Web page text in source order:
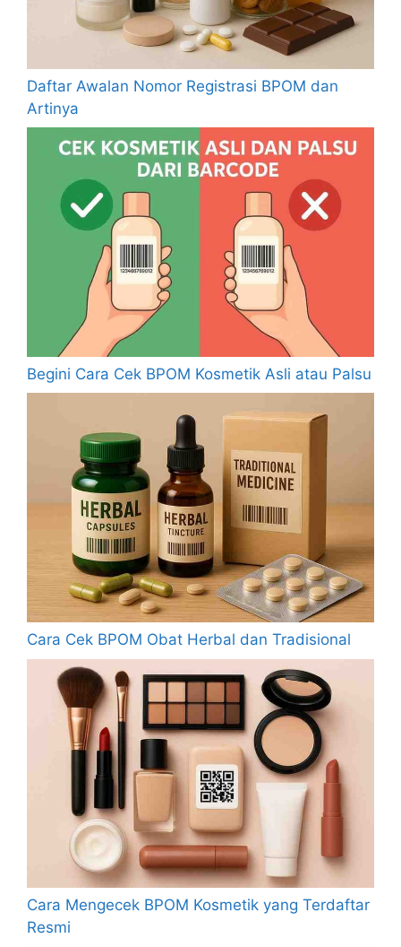
Daftar Awalan Nomor Registrasi BPOM dan
Artinya
Begini Cara Cek BPOM Kosmetik Asli atau Palsu
Cara Cek BPOM Obat Herbal dan Tradisional
Cara Mengecek BPOM Kosmetik yang Terdaftar
Resmi